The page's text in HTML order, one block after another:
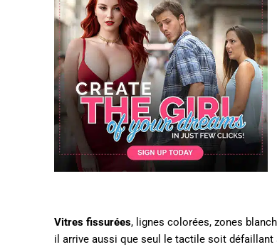
Vitres fissurées, lignes colorées, zones
il arrive aussi que seul le tactile soit défaillant